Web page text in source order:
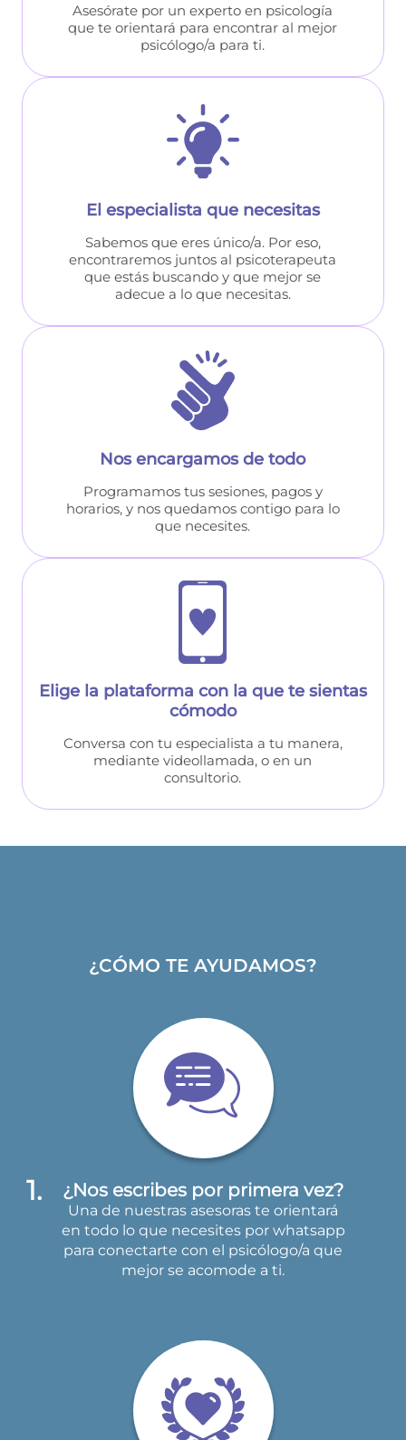
Asesórate por un experto en psicología
que te orientará para encontrar al mejor
psicólogo/a para ti.
El especialista que necesitas
Sabemos que eres único/a. Por eso,
encontraremos juntos al psicoterapeuta
que estás buscando y que mejor se
adecue a lo que necesitas.
Nos encargamos de todo
Programamos tus sesiones, pagos y
horarios, y nos quedamos contigo para lo
que necesites.
Elige la plataforma con la que te sientas
cómodo
Conversa con tu especialista a tu manera,
mediante videollamada, o en un
consultorio.
¿CÓMO TE AYUDAMOS?
¿Nos escribes por primera vez?
Una de nuestras asesoras te orientará
en todo lo que necesites por whatsapp
para conectarte con el psicólogo/a que
mejor se acomode a ti.